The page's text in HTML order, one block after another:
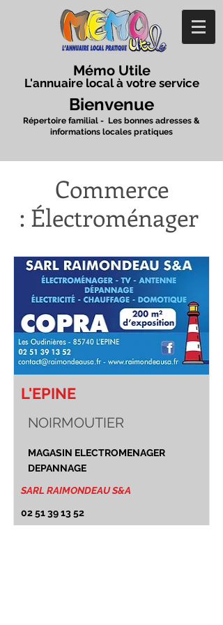
Mémo Utile
L'annuaire local à votre service
Bienvenue
Répertoire familial - Les bonnes adresses &
informations locales pratiques
Commerce
: Électroménager
L'EPINE
NOIRMOUTIER
MAGASIN ELECTROMENAGER
DEPANNAGE
SARL RAIMONDEAU S&A
02 51 39 13 52